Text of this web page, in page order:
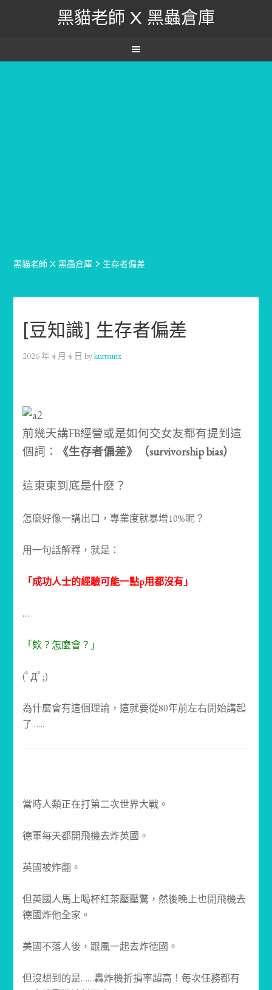
黑貓老師 X 黑蟲倉庫
黑貓老師 X 黑蟲倉庫 > 生存者偏差
[豆知識] 生存者偏差
2026 年 4 月 4 日 bykurtsunx
前幾天講FB經營或是如何交女友都有提到這
個詞：
《生存者偏差》（survivorship bias）
這東東到底是什麼？
怎麼好像一講出口，專業度就暴增10%呢？
用一句話解釋，就是：
「成功人士的經驗可能一點p用都沒有」
…
「欸？怎麼會？」
(ﾟДﾟ;)
為什麼會有這個理論，這就要從80年前左右開始講起
了.…..
當時人類正在打第二次世界大戰。
德軍每天都開飛機去炸英國。
英國被炸翻。
但英國人馬上喝杯紅茶壓壓驚，然後晚上也開飛機去
德國炸他全家。
美國不落人後，跟風一起去炸德國。
但沒想到的是……轟炸機折損率超高！每次任務都有